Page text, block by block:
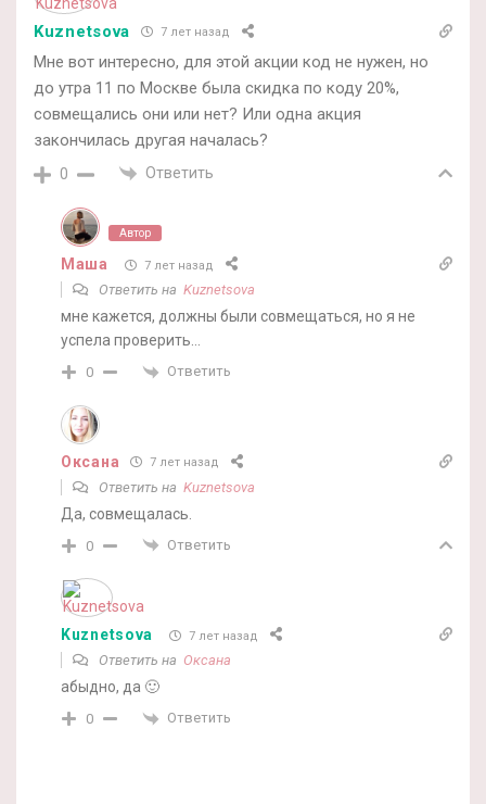
Kuznetsova 7 лет назад
Мне вот интересно, для этой акции код не нужен, но
до утра 11 по Москве была скидка по коду 20%,
совмещались они или нет? Или одна акция
закончилась другая началась?
0 Ответить
Автор
Маша 7 лет назад
Ответить на Kuznetsova
мне кажется, должны были совмещаться, но я не
успела проверить…
0 Ответить
Оксана 7 лет назад
Ответить на Kuznetsova
Да, совмещалась.
0 Ответить
Kuznetsova 7 лет назад
Ответить на Оксана
абыдно, да 🙂
0 Ответить